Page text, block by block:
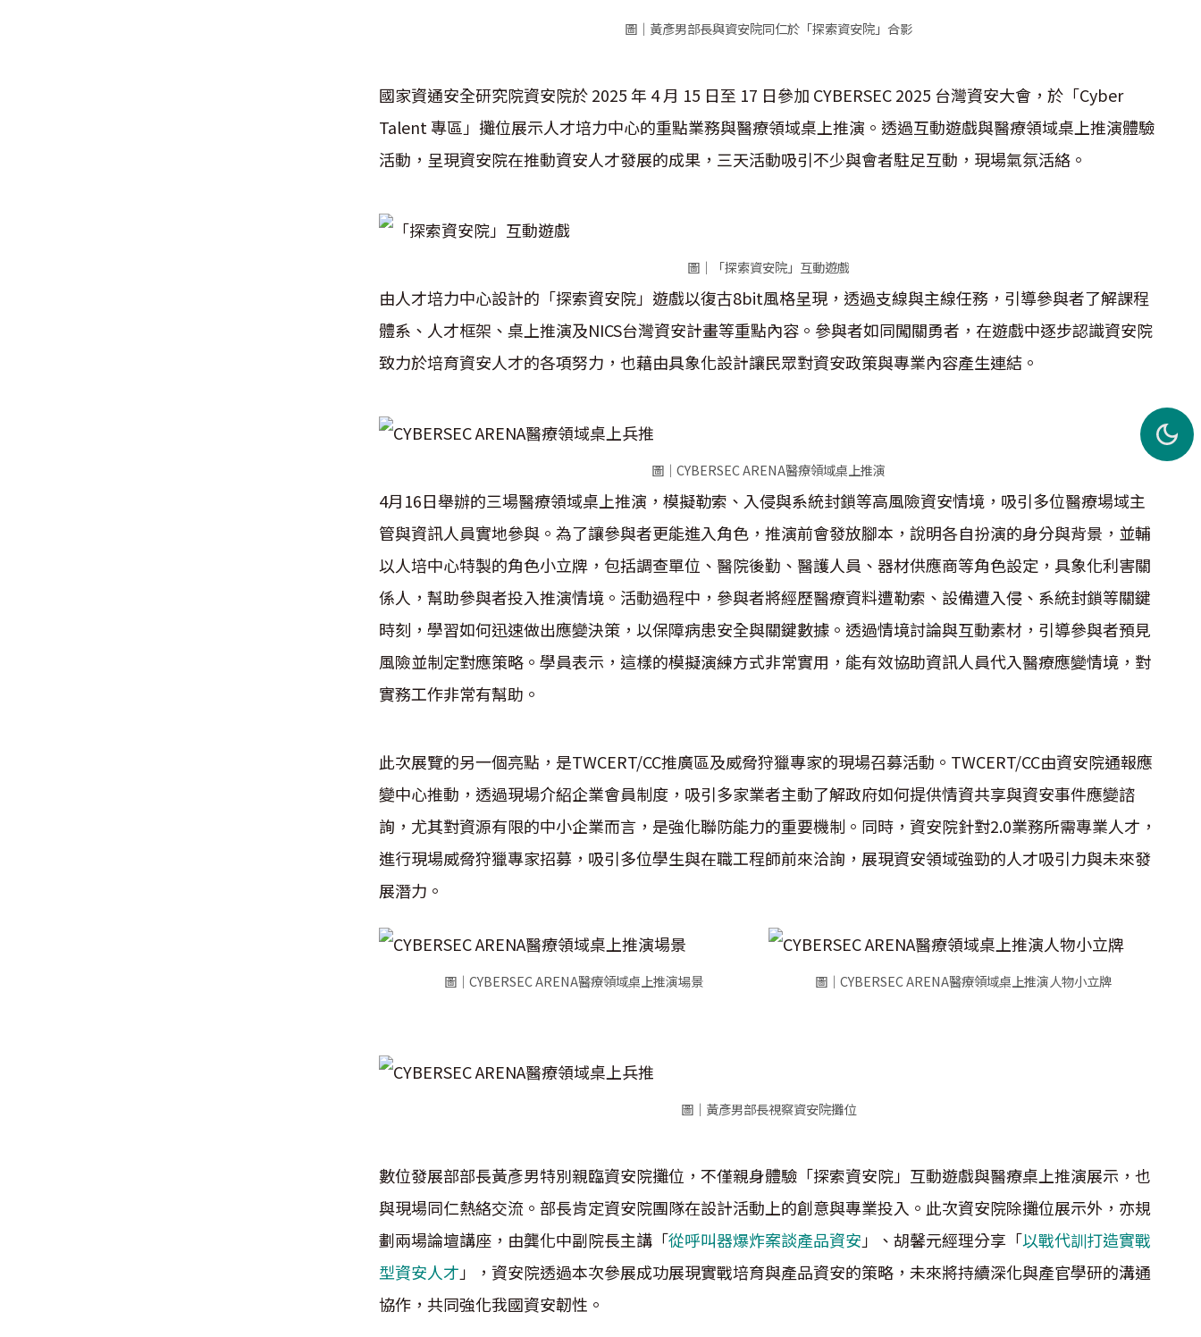
圖｜黃彥男部長與資安院同仁於「探索資安院」合影
國家資通安全研究院資安院於 2025 年 4 月 15 日至 17 日參加 CYBERSEC 2025 台灣資安大會，於「Cyber
Talent 專區」攤位展示人才培力中心的重點業務與醫療領域桌上推演。透過互動遊戲與醫療領域桌上推演體驗
活動，呈現資安院在推動資安人才發展的成果，三天活動吸引不少與會者駐足互動，現場氣氛活絡。
圖｜「探索資安院」互動遊戲
由人才培力中心設計的「探索資安院」遊戲以復古8bit風格呈現，透過支線與主線任務，引導參與者了解課程
體系、人才框架、桌上推演及NICS台灣資安計畫等重點內容。參與者如同闖關勇者，在遊戲中逐步認識資安院
致力於培育資安人才的各項努力，也藉由具象化設計讓民眾對資安政策與專業內容產生連結。
圖｜CYBERSEC ARENA醫療領域桌上推演
4月16日舉辦的三場醫療領域桌上推演，模擬勒索、入侵與系統封鎖等高風險資安情境，吸引多位醫療場域主
管與資訊人員實地參與。為了讓參與者更能進入角色，推演前會發放腳本，說明各自扮演的身分與背景，並輔
以人培中心特製的角色小立牌，包括調查單位、醫院後勤、醫護人員、器材供應商等角色設定，具象化利害關
係人，幫助參與者投入推演情境。活動過程中，參與者將經歷醫療資料遭勒索、設備遭入侵、系統封鎖等關鍵
時刻，學習如何迅速做出應變決策，以保障病患安全與關鍵數據。透過情境討論與互動素材，引導參與者預見
風險並制定對應策略。學員表示，這樣的模擬演練方式非常實用，能有效協助資訊人員代入醫療應變情境，對
實務工作非常有幫助。
此次展覽的另一個亮點，是TWCERT/CC推廣區及威脅狩獵專家的現場召募活動。TWCERT/CC由資安院通報應
變中心推動，透過現場介紹企業會員制度，吸引多家業者主動了解政府如何提供情資共享與資安事件應變諮
詢，尤其對資源有限的中小企業而言，是強化聯防能力的重要機制。同時，資安院針對2.0業務所需專業人才，
進行現場威脅狩獵專家招募，吸引多位學生與在職工程師前來洽詢，展現資安領域強勁的人才吸引力與未來發
展潛力。
圖｜CYBERSEC ARENA醫療領域桌上推演場景 圖｜CYBERSEC ARENA醫療領域桌上推演人物小立牌
圖｜黃彥男部長視察資安院攤位
數位發展部部長黃彥男特別親臨資安院攤位，不僅親身體驗「探索資安院」互動遊戲與醫療桌上推演展示，也
與現場同仁熱絡交流。部長肯定資安院團隊在設計活動上的創意與專業投入。此次資安院除攤位展示外，亦規
劃兩場論壇講座，由龔化中副院長主講「從呼叫器爆炸案談產品資安」、胡馨元經理分享「以戰代訓打造實戰
型資安人才」，資安院透過本次參展成功展現實戰培育與產品資安的策略，未來將持續深化與產官學研的溝通
協作，共同強化我國資安韌性。